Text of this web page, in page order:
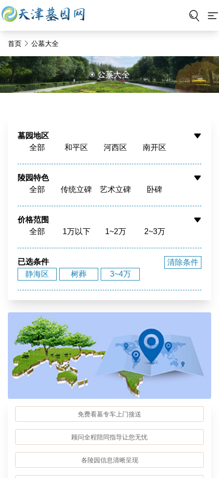
首页 公墓大全
墓园地区
全部
和平区 河西区
南开区
西青区
静海区
宝坻区 宁河区
武清区
滨海新区
周边
陵园特色
全部
传统立碑 艺术立碑
卧碑
骨灰寄存
花园环境
福泽之地
价格范围
全部
1万以下 1~2万
2~3万
15~20万
已选条件
静海区
树葬 3~4万
清除条件
免费看墓专车上门接送
顾问全程陪同指导让您无忧
各陵园信息清晰呈现